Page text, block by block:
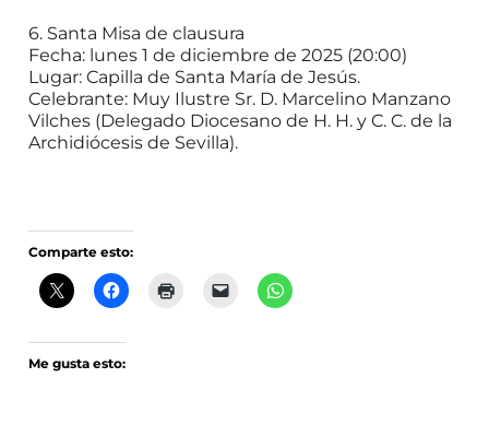
6. Santa Misa de clausura
Fecha: lunes 1 de diciembre de 2025 (20:00)
Lugar: Capilla de Santa María de Jesús.
Celebrante: Muy Ilustre Sr. D. Marcelino Manzano
Vilches (Delegado Diocesano de H. H. y C. C. de la
Archidiócesis de Sevilla).
Comparte esto:
Me gusta esto: